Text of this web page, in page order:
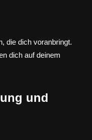
die dich voranbringt.
dich auf deinem
und